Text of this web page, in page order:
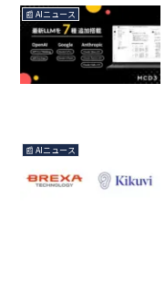
📰 AIニュース
📰 AIニュース